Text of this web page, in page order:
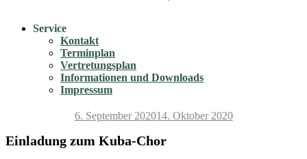
Service
Kontakt
Terminplan
Vertretungsplan
Informationen und Downloads
Impressum
Veröffentlicht
6. September 202014. Oktober 2020
Einladung zum Kuba-Chor